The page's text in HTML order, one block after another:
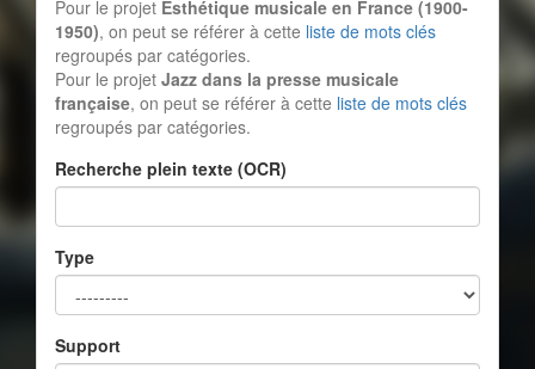
Pour le projet Esthétique musicale en France (1900-
1950), on peut se référer à cette liste de mots clés
regroupés par catégories.
Pour le projet Jazz dans la presse musicale
française, on peut se référer à cette liste de mots clés
regroupés par catégories.
Recherche plein texte (OCR)
Type
Support